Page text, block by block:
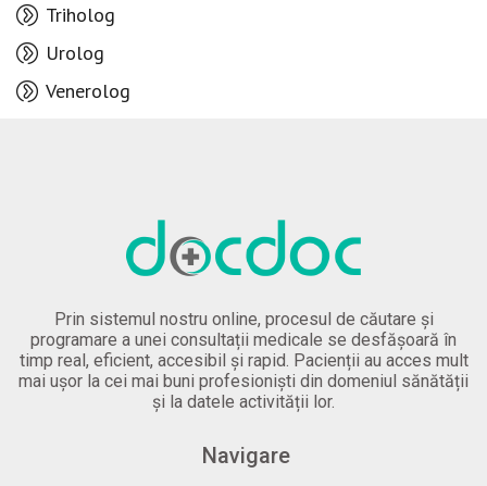
Triholog
Urolog
Venerolog
Prin sistemul nostru online, procesul de căutare și
programare a unei consultații medicale se desfășoară în
timp real, eficient, accesibil și rapid. Pacienții au acces mult
mai ușor la cei mai buni profesioniști din domeniul sănătății
și la datele activității lor.
Navigare